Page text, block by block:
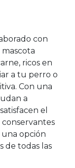
con
ricos en
a tu perro o
Con una
a
el
conservantes
una opción
de todas las